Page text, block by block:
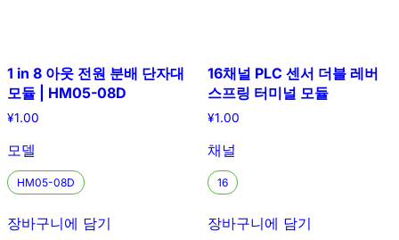
1 in 8 아웃 전원 분배 단자대
모듈 | HM05-08D
¥1.00
모델
HM05-08D
장바구니에 담기
16채널 PLC 센서 더블 레버
스프링 터미널 모듈
¥1.00
채널
16
장바구니에 담기